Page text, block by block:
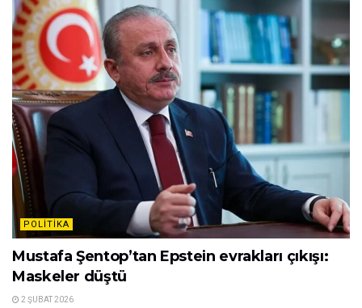
POLITIKA
Mustafa Şentop’tan Epstein evrakları çıkışı:
Maskeler düştü
2 ŞUBAT 2026